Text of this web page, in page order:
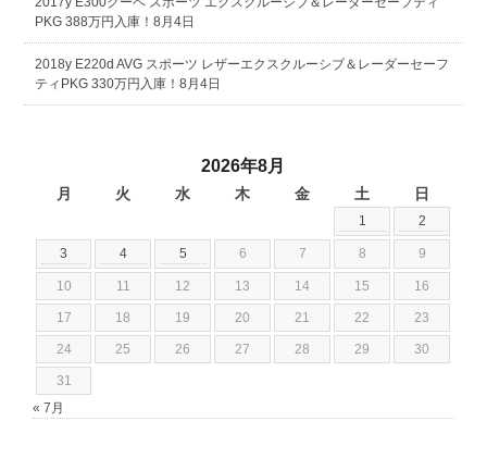
PKG 388万円入庫！8月4日
2018y E220d AVG スポーツ レザーエクスクルーシブ＆レーダーセーフ
ティPKG 330万円入庫！8月4日
2026年8月
月 火 水 木 金 土 日
1 2
3 4 5 6 7 8 9
10 11 12 13 14 15 16
17 18 19 20 21 22 23
24 25 26 27 28 29 30
31
« 7月